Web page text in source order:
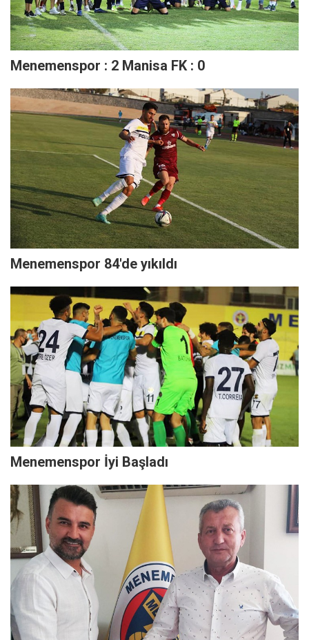
Menemenspor : 2 Manisa FK : 0
Menemenspor 84'de yıkıldı
Menemenspor İyi Başladı